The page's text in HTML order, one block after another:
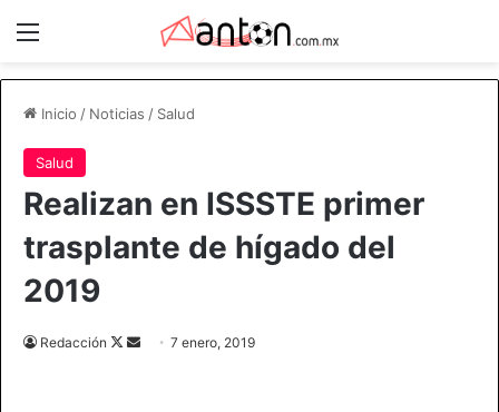
Menú
Inicio / Noticias / Salud
Salud
Realizan en ISSSTE primer
trasplante de hígado del
2019
Redacción
Follow
Send7 enero, 2019